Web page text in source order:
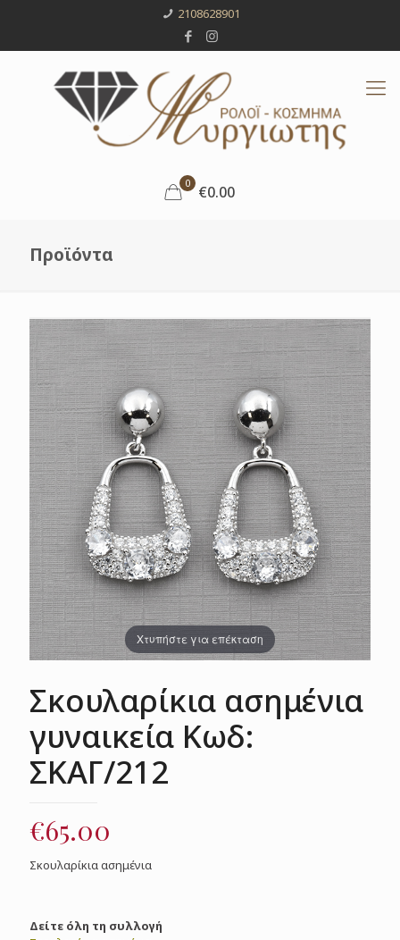
2108628901
0 €0.00
Προϊόντα
Χτυπήστε για επέκταση
Σκουλαρίκια ασημένια
γυναικεία Κωδ:
ΣΚΑΓ/212
€65.00
Σκουλαρίκια ασημένια
Δείτε όλη τη συλλογή